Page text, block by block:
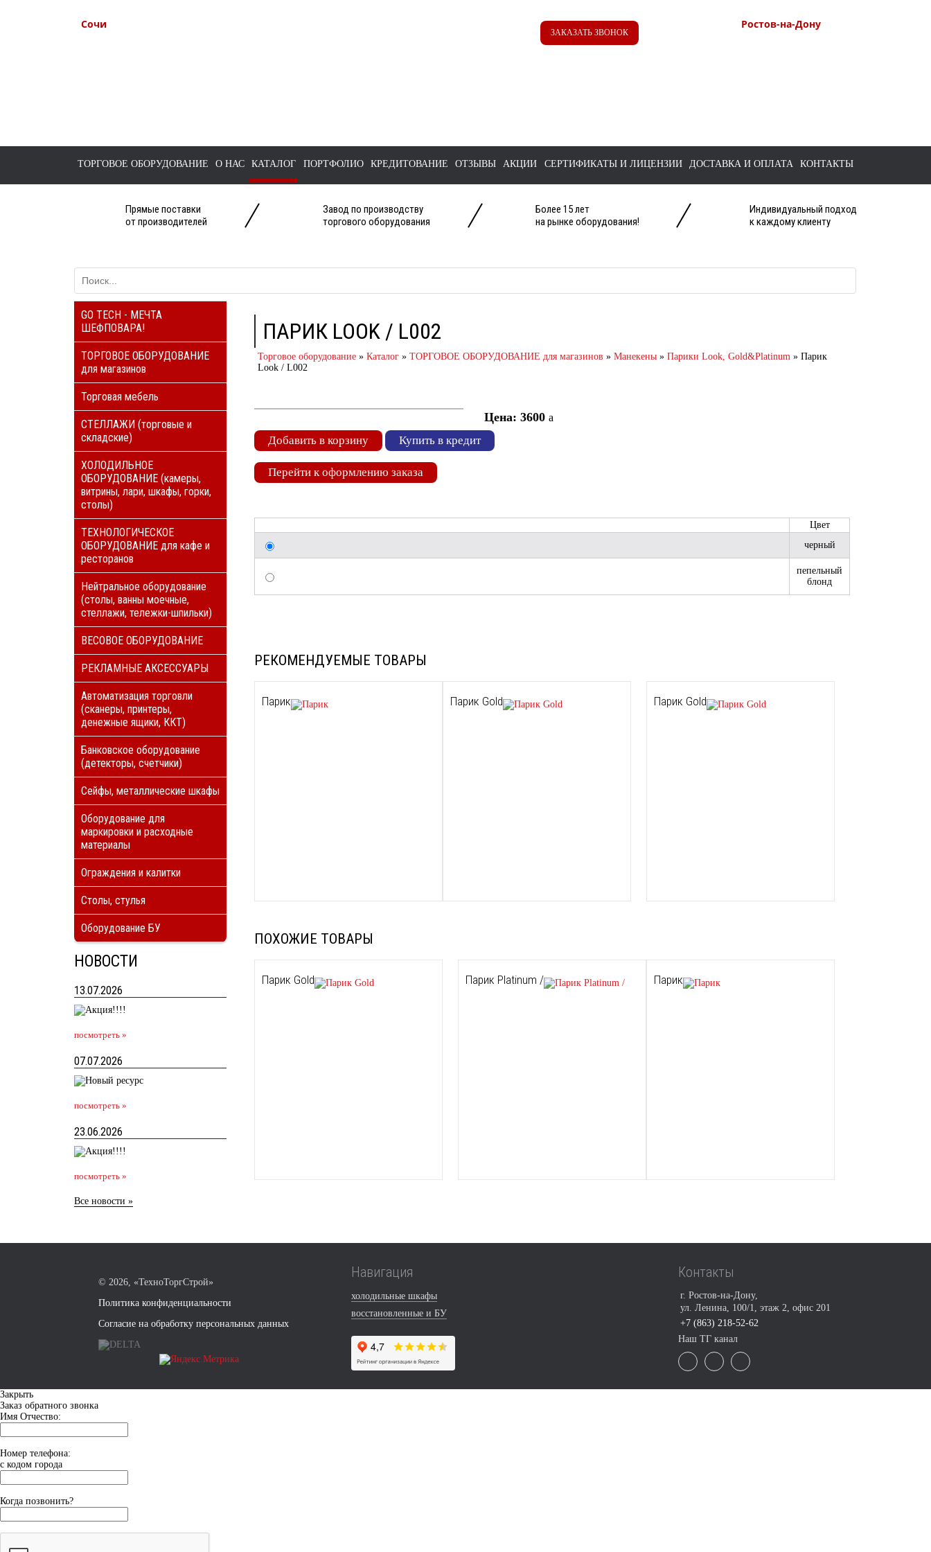
Сочи
ЗАКАЗАТЬ ЗВОНОК
Ростов-на-Дону
ТОРГОВОЕ ОБОРУДОВАНИЕ О НАС КАТАЛОГ ПОРТФОЛИО КРЕДИТОВАНИЕ ОТЗЫВЫ АКЦИИ СЕРТИФИКАТЫ И ЛИЦЕНЗИИ ДОСТАВКА И ОПЛАТА КОНТАКТЫ
Прямые поставки
от производителей
Завод по производству
торгового оборудования
Более 15 лет
на рынке оборудования!
Индивидуальный подход
к каждому клиенту
GO TECH - МЕЧТА
ШЕФПОВАРА!
ТОРГОВОЕ ОБОРУДОВАНИЕ
для магазинов
Торговая мебель
СТЕЛЛАЖИ (торговые и
складские)
ХОЛОДИЛЬНОЕ
ОБОРУДОВАНИЕ (камеры,
витрины, лари, шкафы, горки,
столы)
ТЕХНОЛОГИЧЕСКОЕ
ОБОРУДОВАНИЕ для кафе и
ресторанов
Нейтральное оборудование
(столы, ванны моечные,
стеллажи, тележки-шпильки)
ВЕСОВОЕ ОБОРУДОВАНИЕ
РЕКЛАМНЫЕ АКСЕССУАРЫ
Автоматизация торговли
(сканеры, принтеры,
денежные ящики, ККТ)
Банковское оборудование
(детекторы, счетчики)
Сейфы, металлические шкафы
Оборудование для
маркировки и расходные
материалы
Ограждения и калитки
Столы, стулья
Оборудование БУ
НОВОСТИ
13.07.2026
посмотреть »
07.07.2026
посмотреть »
23.06.2026
посмотреть »
Все новости »
ПАРИК LOOK / L002
Торговое оборудование » Каталог » ТОРГОВОЕ ОБОРУДОВАНИЕ для магазинов » Манекены » Парики Look, Gold&Platinum » Парик
Look / L002
Цена: 3600 a
Добавить в корзину Купить в кредит
Перейти к оформлению заказа
Цвет
черный
пепельный
блонд
РЕКОМЕНДУЕМЫЕ ТОВАРЫ
Парик Парик Gold Парик Gold
ПОХОЖИЕ ТОВАРЫ
Парик Gold Парик Platinum / Парик
© 2026, «ТехноТоргСтрой»
Политика конфиденциальности
Согласие на обработку персональных данных
Навигация
холодильные шкафы
восстановленные и БУ
Контакты
г. Ростов-на-Дону,
ул. Ленина, 100/1, этаж 2, офис 201
+7 (863) 218-52-62
Наш ТГ канал
Закрыть
Заказ обратного звонка
Имя Отчество:
Номер телефона:
с кодом города
Когда позвонить?